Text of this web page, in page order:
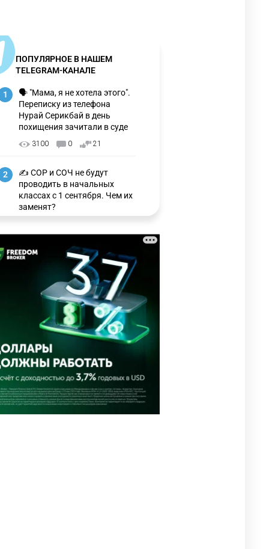
ПОПУЛЯРНОЕ В НАШЕМ
TELEGRAM-КАНАЛЕ
1
🗣 "Мама, я не хотела этого".
Переписку из телефона
Нурай Серикбай в день
похищения зачитали в суде
3100 0 21
2
✍️ СОР и СОЧ не будут
проводить в начальных
классах с 1 сентября. Чем их
заменят?
3
🗣 Мужчина сказал тост на
свадьбе и заработал
уголовное дело
2964 11 88
⚠️ Доброе утро, друзья!
Предлагаем обзор главных
новостей за 4 августа
2754 0 1
5
🗣Глава государства
направил телеграмму
соболезнования родным и